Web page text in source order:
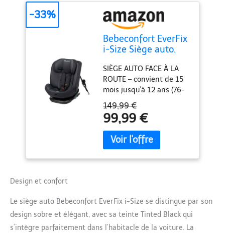
Bebeconfort EverFix
i-Size Siège auto,
route, Siège auto
ISOFIX, de 15 mois
jusqu'à 12 ans, 9-36
kg, 76-150 cm,
Tinted Black
SIÈGE AUTO FACE À LA
ROUTE – convient de 15
mois jusqu'à 12 ans (76-
150 cm) GRANDIT AVEC
VOTRE ENFANT – utilisez
le siège auto évolutif
EverFix i-Size en mode
harnais de 76 à 105 cm
EverFix i-Size répond aux
dernières normes de
sécurité i-Size les plus
élevées, pour offrir une
149,99 €
99,99 €
-33%
Design et confort
Le siège auto Bebeconfort EverFix i-Size se distingue par son
design sobre et élégant, avec sa teinte Tinted Black qui
s’intègre parfaitement dans l’habitacle de la voiture. La